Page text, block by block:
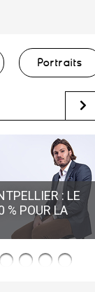
Portraits
: LE
% POUR LA